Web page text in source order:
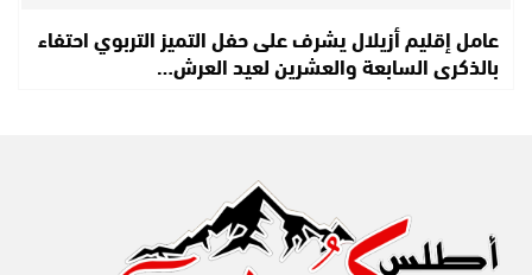
عامل إقليم أزيلال يشرف على حفل التميز التربوي احتفاء
بالذكرى السابعة والعشرين لعيد العرش…